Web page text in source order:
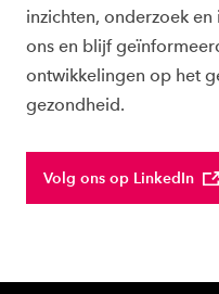
inzichten, onderzoek
ons en blijf
ontwikkelingen op het
gezondheid.
Volg ons op LinkedIn